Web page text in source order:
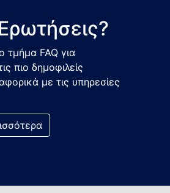
τμήμα FAQ για
πιο δημοφιλείς
με τις υπηρεσίες